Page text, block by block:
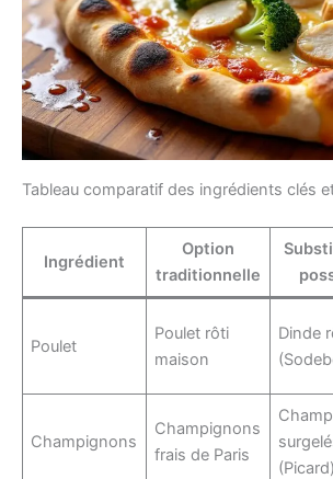
Tableau comparatif des ingrédients clés
Ingrédient
Option
traditionnelle
Poulet
Poulet rôti
maison
Dinde
Champignons
Champignons
frais de Paris
(Picard)